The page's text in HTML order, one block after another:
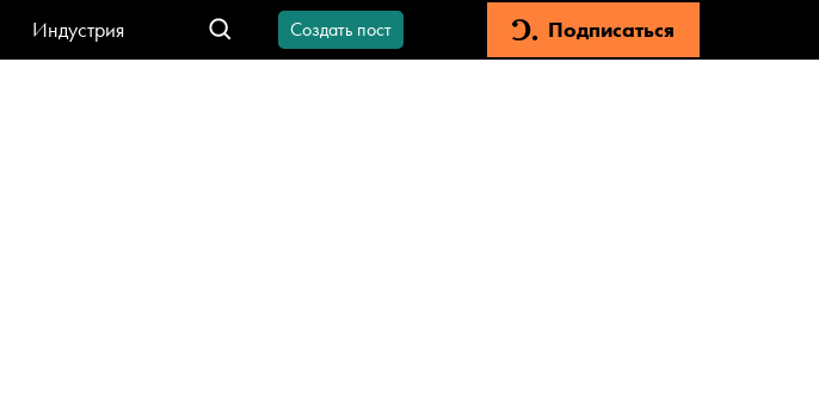
Индустрия
Создать пост Подписаться